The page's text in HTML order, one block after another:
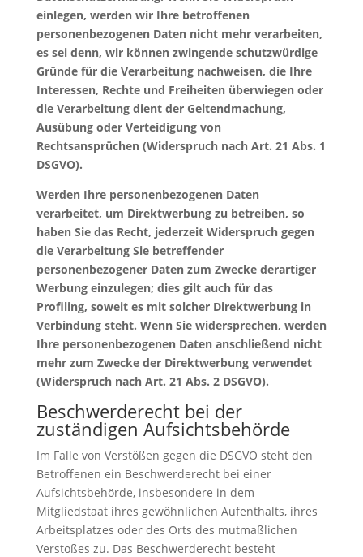
einlegen, werden wir Ihre betroffenen
personenbezogenen Daten nicht mehr verarbeiten,
es sei denn, wir können zwingende schutzwürdige
Gründe für die Verarbeitung nachweisen, die Ihre
Interessen, Rechte und Freiheiten überwiegen oder
die Verarbeitung dient der Geltendmachung,
Ausübung oder Verteidigung von
Rechtsansprüchen (Widerspruch nach Art. 21 Abs. 1
DSGVO).
Werden Ihre personenbezogenen Daten
verarbeitet, um Direktwerbung zu betreiben, so
haben Sie das Recht, jederzeit Widerspruch gegen
die Verarbeitung Sie betreffender
personenbezogener Daten zum Zwecke derartiger
Werbung einzulegen; dies gilt auch für das
Profiling, soweit es mit solcher Direktwerbung in
Verbindung steht. Wenn Sie widersprechen, werden
Ihre personenbezogenen Daten anschließend nicht
mehr zum Zwecke der Direktwerbung verwendet
(Widerspruch nach Art. 21 Abs. 2 DSGVO).
Beschwerderecht bei der
zuständigen Aufsichtsbehörde
Im Falle von Verstößen gegen die DSGVO steht den
Betroffenen ein Beschwerderecht bei einer
Aufsichtsbehörde, insbesondere in dem
Mitgliedstaat ihres gewöhnlichen Aufenthalts, ihres
Arbeitsplatzes oder des Orts des mutmaßlichen
Verstoßes zu. Das Beschwerderecht besteht